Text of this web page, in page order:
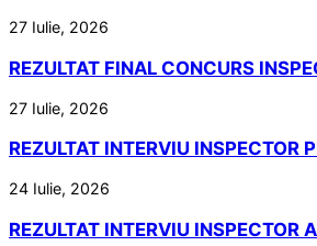
27 Iulie, 2026
REZULTAT FINAL CONCURS
27 Iulie, 2026
REZULTAT INTERVIU INSPECTOR
24 Iulie, 2026
REZULTAT INTERVIU INSPECTOR